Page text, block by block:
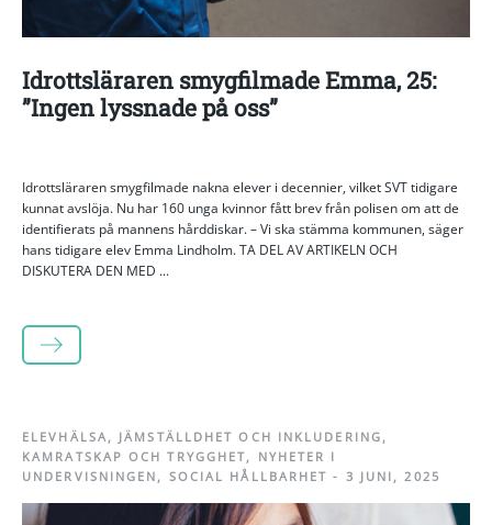
Idrottsläraren smygfilmade Emma, 25:
”Ingen lyssnade på oss”
Idrottsläraren smygfilmade nakna elever i decennier, vilket SVT tidigare
kunnat avslöja. Nu har 160 unga kvinnor fått brev från polisen om att de
identifierats på mannens hårddiskar. – Vi ska stämma kommunen, säger
hans tidigare elev Emma Lindholm. TA DEL AV ARTIKELN OCH
DISKUTERA DEN MED ...
LÄS MER
ELEVHÄLSA , JÄMSTÄLLDHET OCH INKLUDERING ,
KAMRATSKAP OCH TRYGGHET,
NYHETER I
UNDERVISNINGEN , SOCIAL HÅLLBARHET - 3 JUNI, 2025